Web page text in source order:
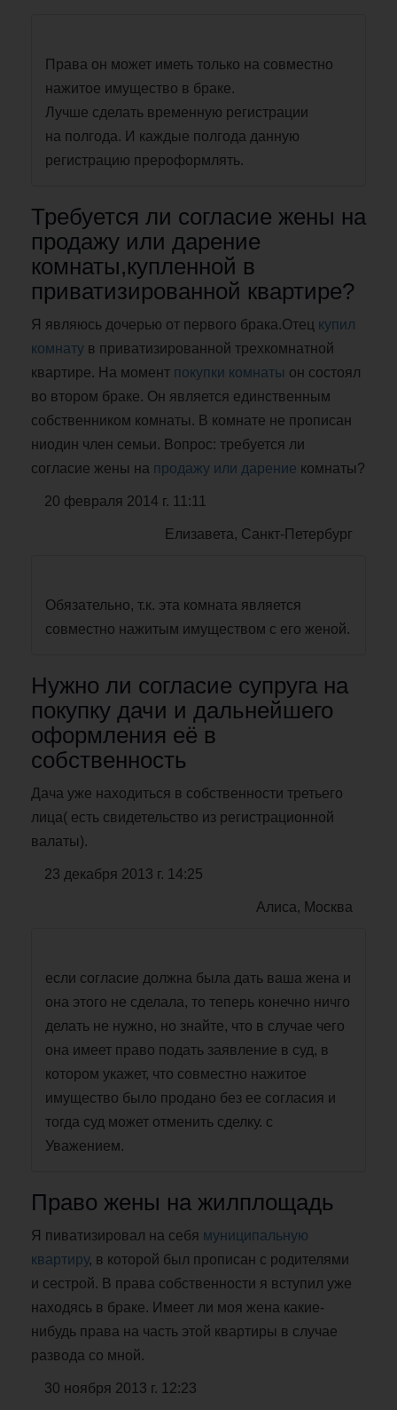
Права он может иметь только на совместно
нажитое имущество в браке.
Лучше сделать временную регистрации
на полгода. И каждые полгода данную
регистрацию прероформлять.
Требуется ли согласие жены на
продажу или дарение
комнаты,купленной в
приватизированной квартире?
Я являюсь дочерью от первого брака.Отец купил
комнату в приватизированной трехкомнатной
квартире. На момент покупки комнаты он состоял
во втором браке. Он является единственным
собственником комнаты. В комнате не прописан
ниодин член семьи. Вопрос: требуется ли
согласие жены на продажу или дарение комнаты?
20 февраля 2014 г. 11:11
Елизавета, Санкт-Петербург
Обязательно, т.к. эта комната является
совместно нажитым имуществом с его женой.
Нужно ли согласие супруга на
покупку дачи и дальнейшего
оформления её в
собственность
Дача уже находиться в собственности третьего
лица( есть свидетельство из регистрационной
валаты).
23 декабря 2013 г. 14:25
Алиса, Москва
если согласие должна была дать ваша жена и
она этого не сделала, то теперь конечно ничго
делать не нужно, но знайте, что в случае чего
она имеет право подать заявление в суд, в
котором укажет, что совместно нажитое
имущество было продано без ее согласия и
тогда суд может отменить сделку. с
Уважением.
Право жены на жилплощадь
Я пиватизировал на себя муниципальную
квартиру, в которой был прописан с родителями
и сестрой. В права собственности я вступил уже
находясь в браке. Имеет ли моя жена какие-
нибудь права на часть этой квартиры в случае
развода со мной.
30 ноября 2013 г. 12:23